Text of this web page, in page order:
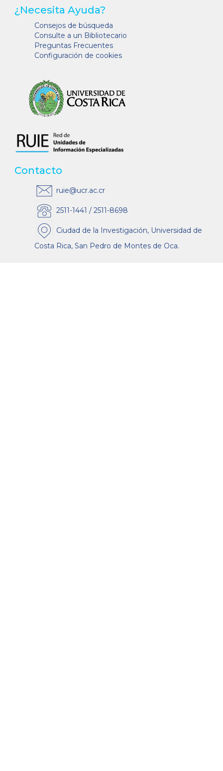
¿Necesita Ayuda?
Consejos de búsqueda
Consulte a un Bibliotecario
Preguntas Frecuentes
Configuración de cookies
Contacto
ruie@ucr.ac.cr
2511-1441 / 2511-8698
Ciudad de la Investigación, Universidad de
Costa Rica, San Pedro de Montes de Oca.